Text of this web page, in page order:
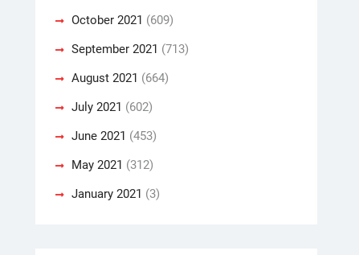
October 2021 (609)
September 2021 (713)
August 2021 (664)
July 2021 (602)
June 2021 (453)
May 2021 (312)
January 2021 (3)